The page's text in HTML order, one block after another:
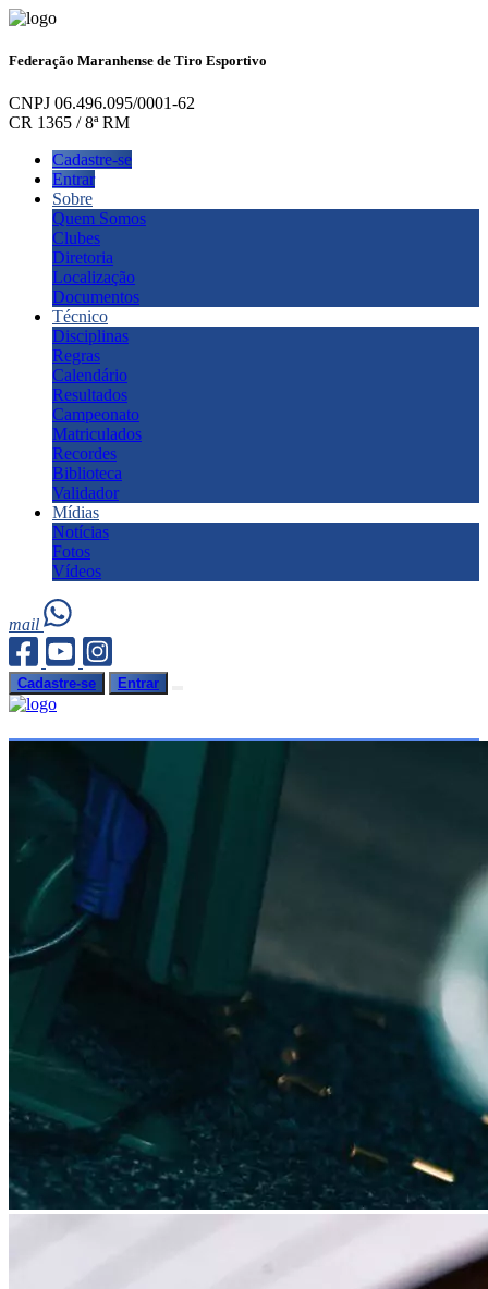
Federação Maranhense de Tiro Esportivo
CNPJ 06.496.095/0001-62
CR 1365 / 8ª RM
Cadastre-se
Entrar
Sobre
Quem Somos
Clubes
Diretoria
Localização
Documentos
Técnico
Disciplinas
Regras
Calendário
Resultados
Campeonato
Matriculados
Recordes
Biblioteca
Validador
Mídias
Notícias
Fotos
Vídeos
mail
Cadastre-se Entrar